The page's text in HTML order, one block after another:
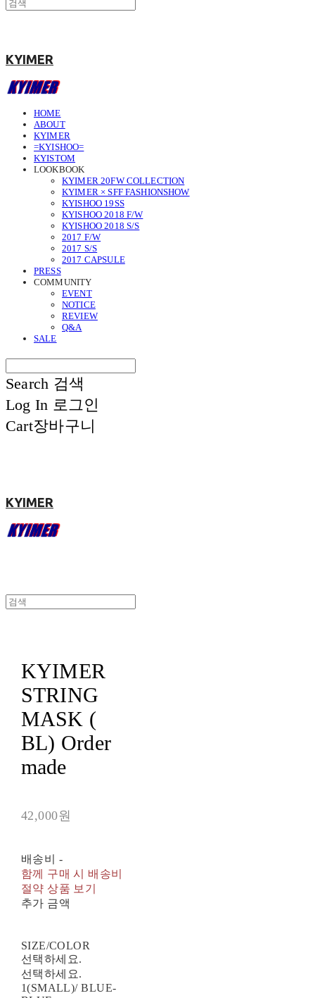
KYIMER
HOME
ABOUT
KYIMER
=KYISHOO=
KYISTOM
LOOKBOOK
KYIMER 20FW COLLECTION
KYIMER × SFF FASHIONSHOW
KYISHOO 19SS
KYISHOO 2018 F/W
KYISHOO 2018 S/S
2017 F/W
2017 S/S
2017 CAPSULE
PRESS
COMMUNITY
EVENT
NOTICE
REVIEW
Q&A
SALE
Search 검색
Log In 로그인
Cart장바구니
KYIMER
KYIMER
STRING
MASK (
BL) Order
made
42,000원
배송비 -
함께 구매 시 배송비
절약 상품 보기
추가 금액
SIZE/COLOR
선택하세요.
선택하세요.
1(SMALL)/ BLUE-